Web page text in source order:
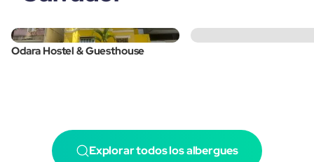
Odara Hostel & Guesthouse
Explorar todos los albergues